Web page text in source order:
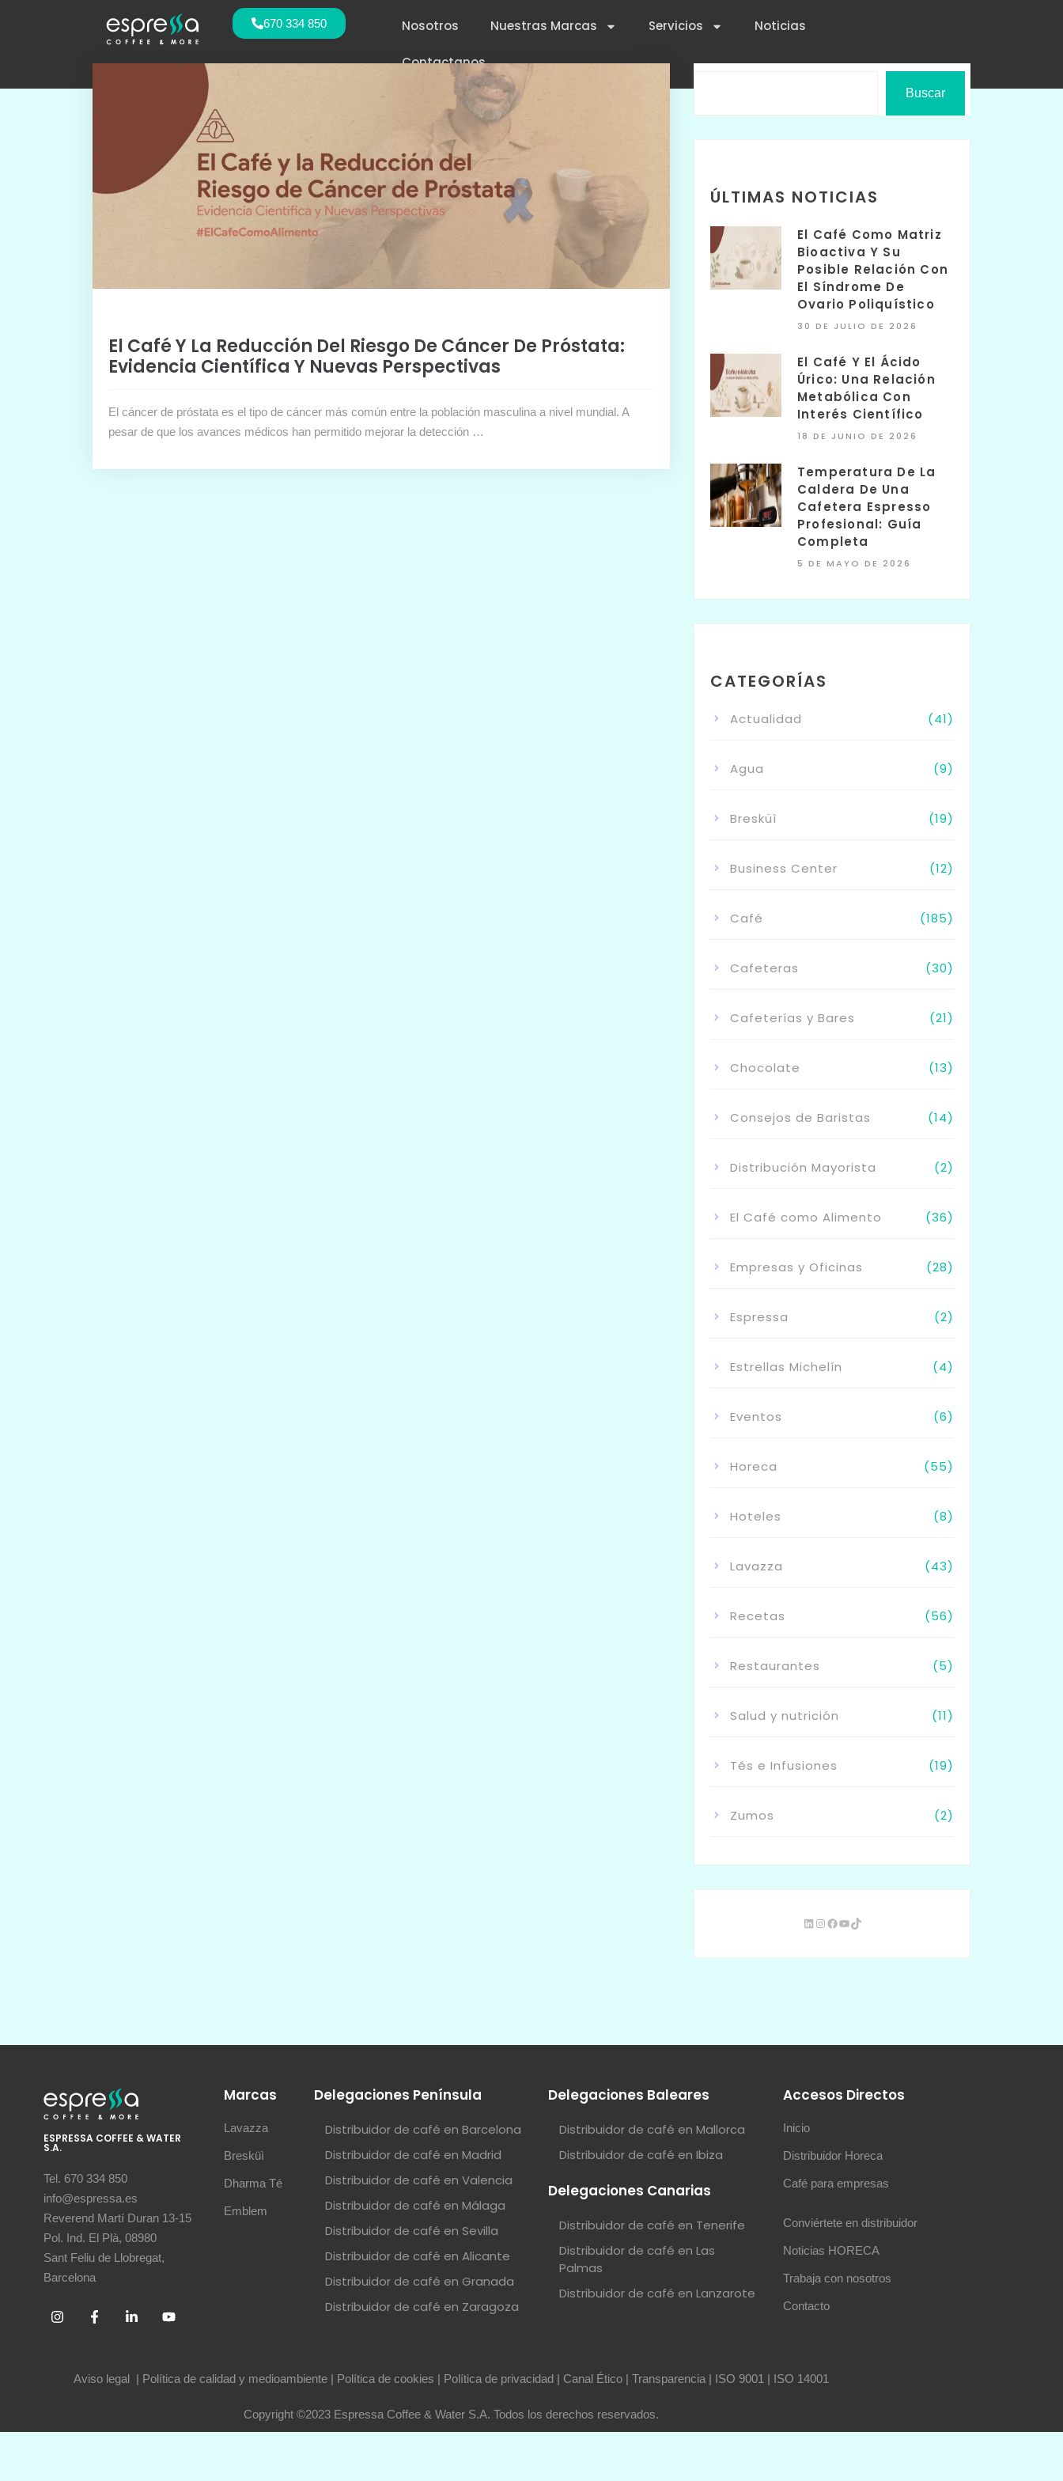
670 334 850 Nosotros Nuestras Marcas Servicios Noticias
Contactanos
El Café Y La Reducción Del Riesgo De Cáncer De Próstata:
Evidencia Científica Y Nuevas Perspectivas
El cáncer de próstata es el tipo de cáncer más común entre la población masculina a nivel mundial. A
pesar de que los avances médicos han permitido mejorar la detección …
Buscar
ÚLTIMAS NOTICIAS
El Café Como Matriz
Bioactiva Y Su
Posible Relación Con
El Síndrome De
Ovario Poliquístico
30 DE JULIO DE 2026
El Café Y El Ácido
Úrico: Una Relación
Metabólica Con
Interés Científico
18 DE JUNIO DE 2026
Temperatura De La
Caldera De Una
Cafetera Espresso
Profesional: Guía
Completa
5 DE MAYO DE 2026
CATEGORÍAS
Actualidad (41)
Agua (9)
Bresküì (19)
Business Center (12)
Café (185)
Cafeteras (30)
Cafeterías y Bares (21)
Chocolate (13)
Consejos de Baristas (14)
Distribución Mayorista (2)
El Café como Alimento (36)
Empresas y Oficinas (28)
Espressa (2)
Estrellas Michelín (4)
Eventos (6)
Horeca (55)
Hoteles (8)
Lavazza (43)
Recetas (56)
Restaurantes (5)
Salud y nutrición (11)
Tés e Infusiones (19)
Zumos (2)
ESPRESSA COFFEE & WATER
S.A.
Tel. 670 334 850
info@espressa.es
Reverend Martí Duran 13-15
Pol. Ind. El Plà, 08980
Sant Feliu de Llobregat,
Barcelona
Marcas
Lavazza
Bresküì
Dharma Té
Emblem
Delegaciones Península
Distribuidor de café en Barcelona
Distribuidor de café en Madrid
Distribuidor de café en Valencia
Distribuidor de café en Málaga
Distribuidor de café en Sevilla
Distribuidor de café en Alicante
Distribuidor de café en Granada
Distribuidor de café en Zaragoza
Delegaciones Baleares
Distribuidor de café en Mallorca
Distribuidor de café en Ibiza
Delegaciones Canarias
Distribuidor de café en Tenerife
Distribuidor de café en Las
Palmas
Distribuidor de café en Lanzarote
Accesos Directos
Inicio
Distribuidor Horeca
Café para empresas
Conviértete en distribuidor
Noticias HORECA
Trabaja con nosotros
Contacto
Aviso legal | Política de calidad y medioambiente| Política de cookies | Política de privacidad| Canal Ético| Transparencia| ISO 9001 | ISO 14001
Copyright ©2023 Espressa Coffee & Water S.A. Todos los derechos reservados.